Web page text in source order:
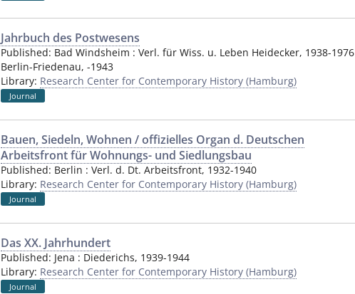
Jahrbuch des Postwesens
Published: Bad Windsheim : Verl. für Wiss. u. Leben Heidecker, 1938-1976
Berlin-Friedenau, -1943
Library: Research Center for Contemporary History (Hamburg)
Journal
Bauen, Siedeln, Wohnen / offizielles Organ d. Deutschen
Arbeitsfront für Wohnungs- und Siedlungsbau
Published: Berlin : Verl. d. Dt. Arbeitsfront, 1932-1940
Library: Research Center for Contemporary History (Hamburg)
Journal
Das XX. Jahrhundert
Published: Jena : Diederichs, 1939-1944
Library: Research Center for Contemporary History (Hamburg)
Journal